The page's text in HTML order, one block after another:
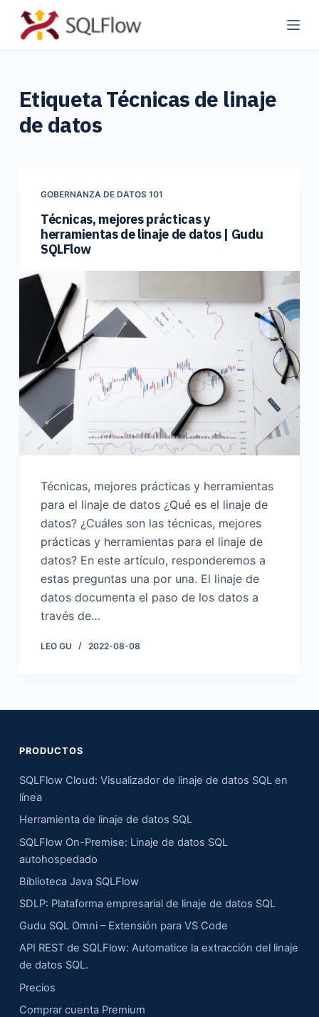
a
a
EtiquetaTécnicas de linaje
de datos
GOBERNANZA DE DATOS 101
Técnicas, mejores prácticas y
herramientas de linaje de datos | Gudu
SQLFlow
Técnicas, mejores prácticas y herramientas
para el linaje de datos ¿Qué es el linaje de
datos? ¿Cuáles son las técnicas, mejores
prácticas y herramientas para el linaje de
datos? En este artículo, responderemos a
estas preguntas una por una. El linaje de
datos documenta el paso de los datos a
través de…
LEO GU 2022-08-08
PRODUCTOS
SQLFlow Cloud: Visualizador de linaje de datos SQL en
línea
Herramienta de linaje de datos SQL
SQLFlow On-Premise: Linaje de datos SQL
autohospedado
Biblioteca Java SQLFlow
SDLP: Plataforma empresarial de linaje de datos SQL
Gudu SQL Omni – Extensión para VS Code
API REST de SQLFlow: Automatice la extracción del linaje
de datos SQL.
Precios
Comprar cuenta Premium